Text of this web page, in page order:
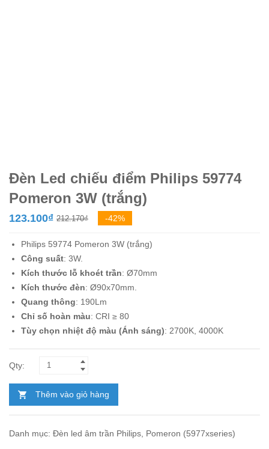
Đèn Led chiếu điểm Philips 59774
Pomeron 3W (trắng)
212.170₫Giá
là:
123.100₫
Giá
tại
123.100₫.
-42%
Philips 59774 Pomeron 3W (trắng)
Công suất: 3W.
Kích thước lỗ khoét trần: Ø70mm
Kích thước đèn: Ø90x70mm.
Quang thông: 190Lm
Chỉ số hoàn màu: CRI ≥ 80
Tùy chọn nhiệt độ màu (Ánh sáng): 2700K, 4000K
Thêm vào giỏ hàng
Danh mục: Đèn led âm trần Philips Pomeron (5977xseries)